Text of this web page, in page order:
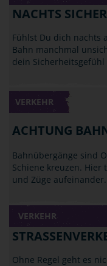
NACHTS
Fühlst Du dich nachts
Bahn manchmal
dein
VERKEHR
ACHTUNG
Bahnübergänge sind
Schiene kreuzen. Hier
und Züge
VERKEHR
Ohne Regel geht es